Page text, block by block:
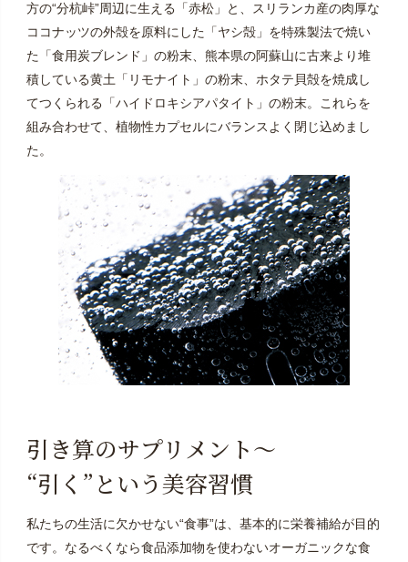
※定期便の配送完了後に「定期便ご購入」に応じたポイ
ントをお付けしておりますが、システムの都合上、ポ
イントをご利用できるのは、定期便以外のご注文時と
なります。
方の“分杭峠”周辺に生える「赤松」と、スリランカ産の肉厚な
ココナッツの外殻を原料にした「ヤシ殻」を特殊製法で焼い
た「食用炭ブレンド」の粉末、熊本県の阿蘇山に古来より堆
積している黄土「リモナイト」の粉末、ホタテ貝殻を焼成し
てつくられる「ハイドロキシアパタイト」の粉末。これらを
組み合わせて、植物性カプセルにバランスよく閉じ込めまし
た。
引き算のサプリメント～
“引く”という美容習慣
私たちの生活に欠かせない“食事”は、基本的に栄養補給が目的
です。なるべくなら食品添加物を使わないオーガニックな食